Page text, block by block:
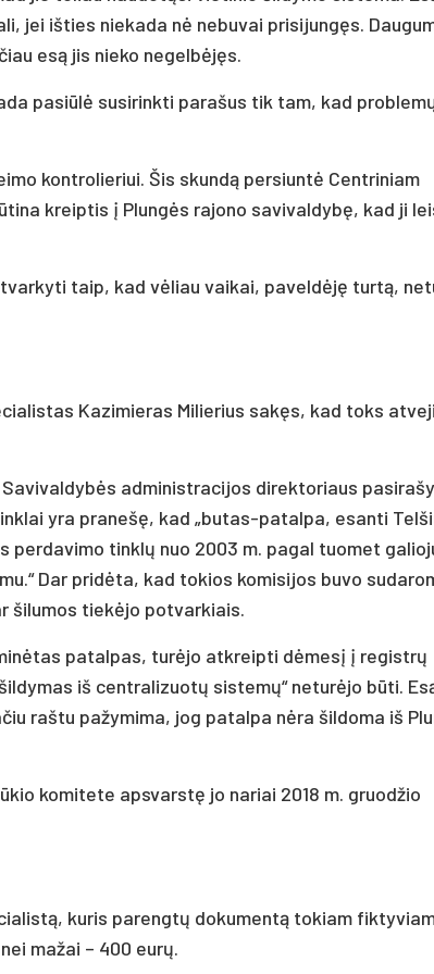
jei išties niekada nė nebuvai prisijungęs.
esą jis nieko negelbėjęs.
pasiūlė susirinkti parašus tik tam, kad
kontrolieriui. Šis skundą persiuntė Centriniam
kreiptis į Plungės rajono savivaldybę, kad ji
taip, kad vėliau vaikai, paveldėję turtą,
Kazimieras Milierius sakęs, kad toks
administracijos direktoriaus
yra pranešę, kad „butas-patalpa, esanti
perdavimo tinklų nuo 2003 m. pagal tuomet
Dar pridėta, kad tokios komisijos buvo
šilumos tiekėjo potvarkiais.
patalpas, turėjo atkreipti dėmesį į registrų
iš centralizuotų sistemų“ neturėjo būti.
raštu pažymima, jog patalpa nėra šildoma iš
komitete apsvarstę jo nariai 2018 m. gruodžio
kuris parengtų dokumentą tokiam
mažai – 400 eurų.